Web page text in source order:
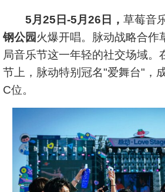
5月25日-5月26日， 草莓音
钢公园 火爆开唱。脉动战略合作
局音乐节这一年轻的社交场域。
节上，脉动特别冠名"爱舞台"，
C位。